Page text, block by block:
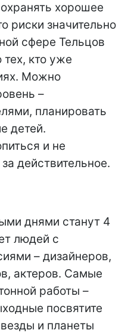
хорошее
риски значительно
сфере Тельцов
кто уже
Можно
–
планировать
детей.
и не
действительное.
днями станут 4
людей с
– дизайнеров,
актеров. Самые
работы –
посвятите
и планеты